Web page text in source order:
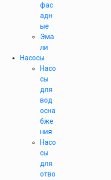
фас
адн
ые
Эма
ли
Насосы
Насо
сы
для
вод
осна
бже
ния
Насо
сы
для
отво